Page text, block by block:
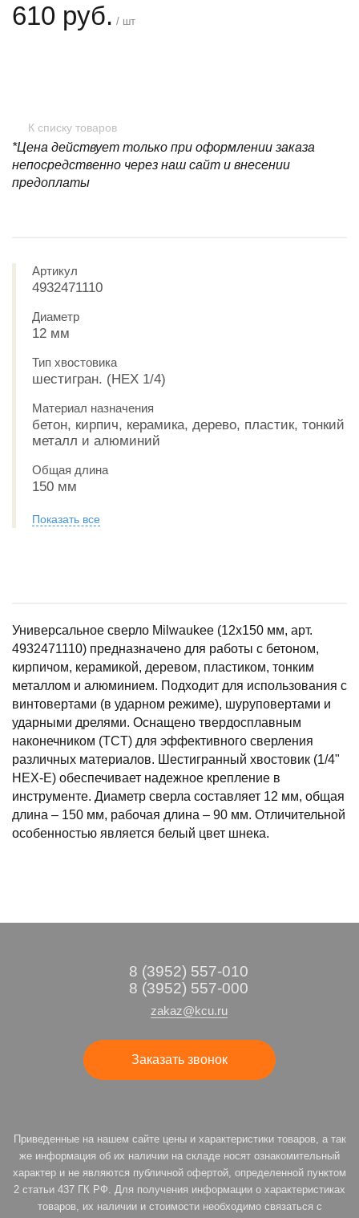
610 руб. / шт
К списку товаров
*Цена действует только при оформлении заказа
непосредственно через наш сайт и внесении
предоплаты
Артикул
4932471110
Диаметр
12 мм
Тип хвостовика
шестигран. (HEX 1/4)
Материал назначения
бетон, кирпич, керамика, дерево, пластик, тонкий
металл и алюминий
Общая длина
150 мм
Показать все
Универсальное сверло Milwaukee (12x150 мм, арт.
4932471110) предназначено для работы с бетоном,
кирпичом, керамикой, деревом, пластиком, тонким
металлом и алюминием. Подходит для использования с
винтовертами (в ударном режиме), шуруповертами и
ударными дрелями. Оснащено твердосплавным
наконечником (TCT) для эффективного сверления
различных материалов. Шестигранный хвостовик (1/4"
HEX-E) обеспечивает надежное крепление в
инструменте. Диаметр сверла составляет 12 мм, общая
длина – 150 мм, рабочая длина – 90 мм. Отличительной
особенностью является белый цвет шнека.
8 (3952) 557-010
8 (3952) 557-000
zakaz@kcu.ru
Заказать звонок
Приведенные на нашем сайте цены и характеристики товаров, а так
же информация об их наличии на складе носят ознакомительный
характер и не являются публичной офертой, определенной пунктом
2 статьи 437 ГК РФ. Для получения информации о характеристиках
товаров, их наличии и стоимости необходимо связаться с